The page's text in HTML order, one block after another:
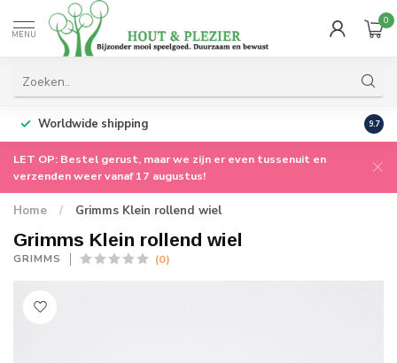
MENU
0
Worldwide shipping 9.7
LET OP: Bestel gerust, maar we zijn er even tussenuit en
verzenden weer vanaf 17 augustus!
Home / Grimms Klein rollend wiel
Grimms Klein rollend wiel
GRIMMS (0)